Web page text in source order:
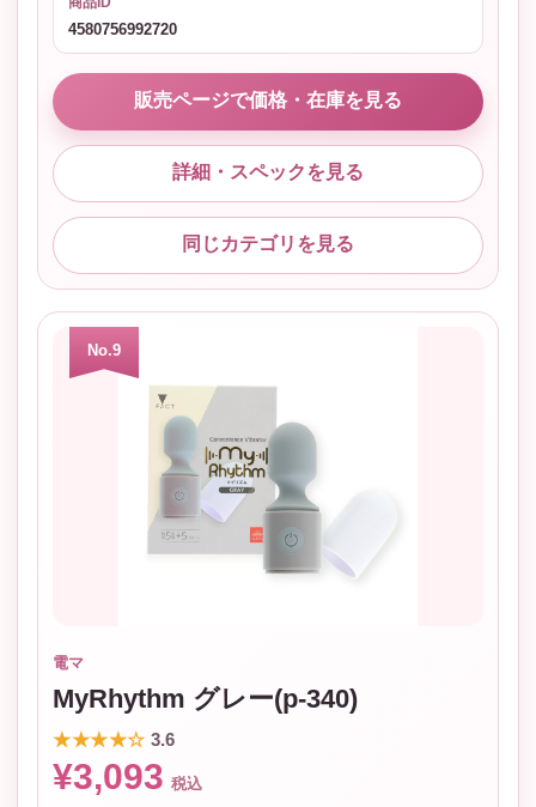
4580756992720
販売ページで価格・在庫を見る
詳細・スペックを見る
同じカテゴリを見る
No.9
電マ
MyRhythm グレー(p-340)
★★★★☆ 3.6
¥3,093 税込